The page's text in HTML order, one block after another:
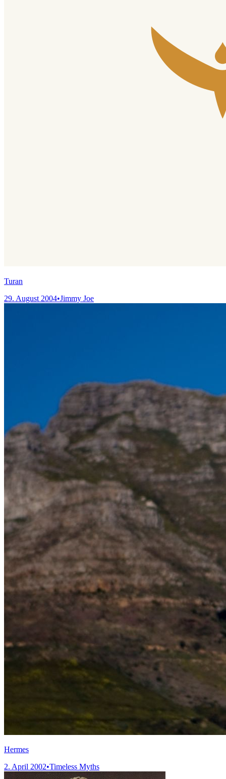
Turan
29. August 2004•Jimmy Joe
Hermes
2. April 2002•Timeless Myths